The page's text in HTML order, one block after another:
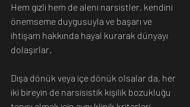
Hem gizli hem de aleni narsistler, kendini
önemseme duygusuyla ve başarı ve
ihtişam hakkında hayal kurarak dünyayı
dolaşırlar.
Dışa dönük veya içe dönük olsalar da, her
iki bireyin de narsisistik kişilik bozukluğu